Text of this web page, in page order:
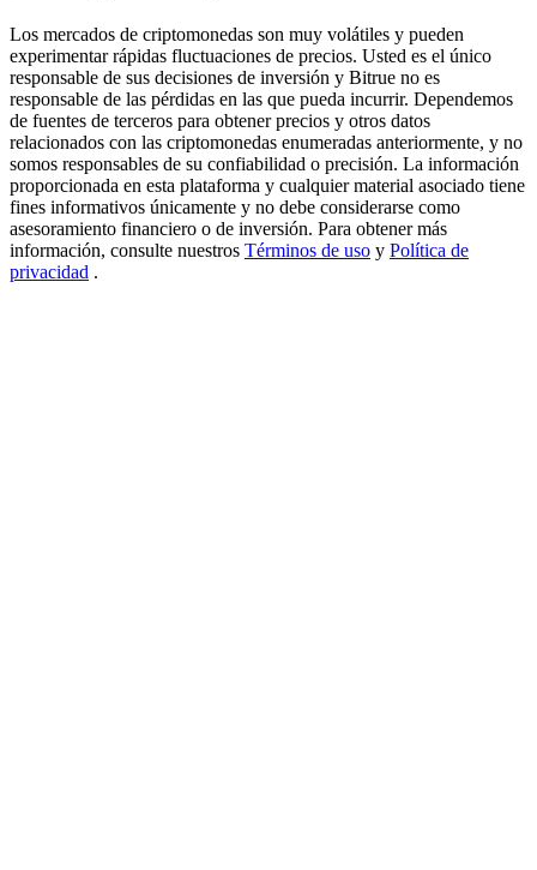
Precious Metals Trading Carnival
Trade Gold & Silver · 33,333 USDT Bonus
USDT New User Exclusive 10% APR
USDT Flexible Staking | Daily Rewards
Los mercados de criptomonedas son muy volátiles y pueden
experimentar rápidas fluctuaciones de precios. Usted es el único
responsable de sus decisiones de inversión y Bitrue no es
responsable de las pérdidas en las que pueda incurrir. Dependemos
de fuentes de terceros para obtener precios y otros datos
relacionados con las criptomonedas enumeradas anteriormente, y no
somos responsables de su confiabilidad o precisión. La información
proporcionada en esta plataforma y cualquier material asociado tiene
fines informativos únicamente y no debe considerarse como
asesoramiento financiero o de inversión. Para obtener más
información, consulte nuestros Términos de uso y Política de
privacidad .